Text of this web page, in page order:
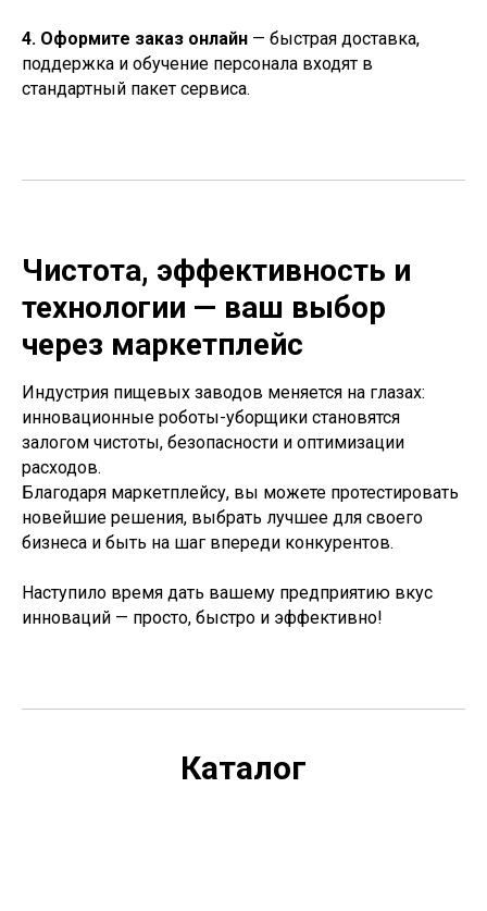
4. Оформите заказ онлайн — быстрая доставка,
поддержка и обучение персонала входят в
стандартный пакет сервиса.
Чистота, эффективность и
технологии — ваш выбор
через маркетплейс
Индустрия пищевых заводов меняется на глазах:
инновационные роботы-уборщики становятся
залогом чистоты, безопасности и оптимизации
расходов.
Благодаря маркетплейсу, вы можете протестировать
новейшие решения, выбрать лучшее для своего
бизнеса и быть на шаг впереди конкурентов.
Наступило время дать вашему предприятию вкус
инноваций — просто, быстро и эффективно!
Каталог